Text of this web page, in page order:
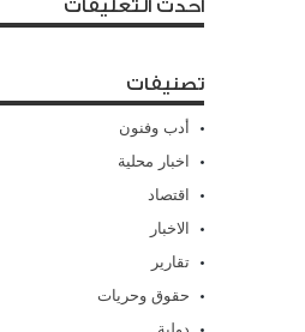
أحدث التعليقات
تصنيفات
أدب وفنون
اخبار محلية
اقتصاد
الاخبار
تقارير
حقوق وحريات